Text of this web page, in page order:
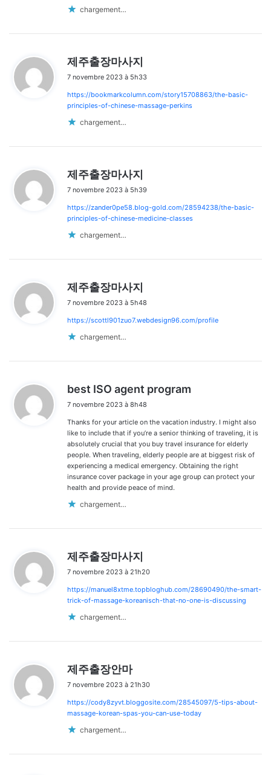
chargement…
제주출장마사지
t
:
7 novembre 2023 à 5h33
https://bookmarkcolumn.com/story15708863/the-basic-
principles-of-chinese-massage-perkins
chargement…
제주출장마사지
t
:
7 novembre 2023 à 5h39
https://zander0pe58.blog-gold.com/28594238/the-basic-
principles-of-chinese-medicine-classes
chargement…
제주출장마사지
t
7 novembre 2023 à 5h48
https://scottl901zuo7.webdesign96.com/profile
chargement…
best ISO agent program
:
7 novembre 2023 à 8h48
Thanks for your article on the vacation industry. I might also
like to include that if you’re a senior thinking of traveling, it is
absolutely crucial that you buy travel insurance for elderly
people. When traveling, elderly people are at biggest risk of
experiencing a medical emergency. Obtaining the right
insurance cover package in your age group can protect your
health and provide peace of mind.
chargement…
제주출장마사지
t
:
7 novembre 2023 à 21h20
https://manuel8xtme.topbloghub.com/28690490/the-smart-
trick-of-massage-koreanisch-that-no-one-is-discussing
chargement…
제주출장안마
t
:
7 novembre 2023 à 21h30
https://cody8zyvt.bloggosite.com/28545097/5-tips-about-
massage-korean-spas-you-can-use-today
chargement…